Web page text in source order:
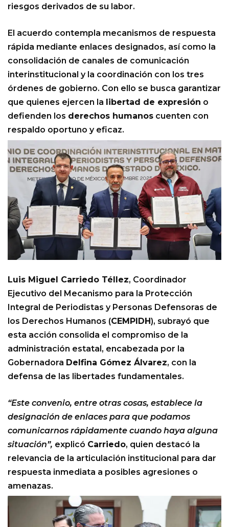
riesgos derivados de su labor.
El acuerdo contempla mecanismos de respuesta
rápida mediante enlaces designados, así como la
consolidación de canales de comunicación
interinstitucional y la coordinación con los tres
órdenes de gobierno. Con ello se busca garantizar
que quienes ejercen la libertad de expresión o
defienden los derechos humanos cuenten con
respaldo oportuno y eficaz.
Luis Miguel Carriedo Téllez, Coordinador
Ejecutivo del Mecanismo para la Protección
Integral de Periodistas y Personas Defensoras de
los Derechos Humanos (CEMPIDH), subrayó que
esta acción consolida el compromiso de la
administración estatal, encabezada por la
Gobernadora Delfina Gómez Álvarez, con la
defensa de las libertades fundamentales.
“Este convenio, entre otras cosas, establece la
designación de enlaces para que podamos
comunicarnos rápidamente cuando haya alguna
situación”, explicó Carriedo, quien destacó la
relevancia de la articulación institucional para dar
respuesta inmediata a posibles agresiones o
amenazas.